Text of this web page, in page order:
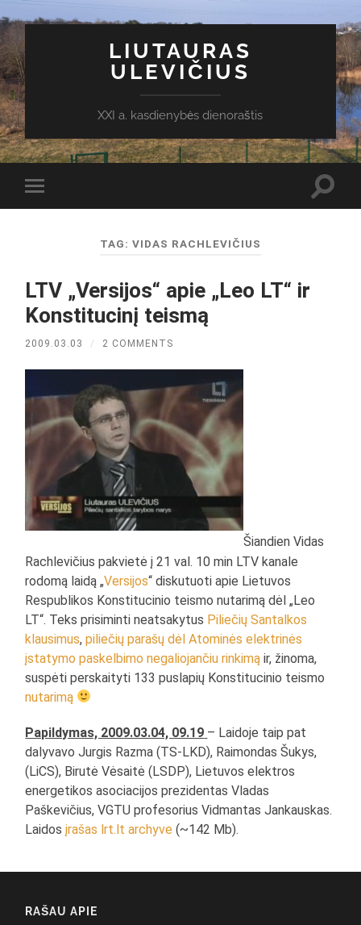
LIUTAURAS
ULEVIČIUS
XXI a. kasdienybės dienoraštis
Toggle
mobile
TAG: VIDAS RACHLEVIČIUS
LTV „Versijos“ apie „Leo LT“ ir
Konstitucinį teismą
2009.03.03 / 2 COMMENTS
Šiandien Vidas
Rachlevičius pakvietė į 21 val. 10 min LTV kanale
rodomą laidą „Versijos“ diskutuoti apie Lietuvos
Respublikos Konstitucinio teismo nutarimą dėl „Leo
LT“. Teks prisiminti neatsakytus Piliečių Santalkos
klausimus,piliečių parašų dėl Atominės elektrinės
įstatymo paskelbimo negaliojančiu rinkimą ir, žinoma,
suspėti perskaityti 133 puslapių Konstitucinio teismo
nutarimą
Papildymas, 2009.03.04, 09.19 – Laidoje taip pat
dalyvavo Jurgis Razma (TS-LKD), Raimondas Šukys,
(LiCS), Birutė Vėsaitė (LSDP), Lietuvos elektros
energetikos asociacijos prezidentas Vladas
Paškevičius, VGTU profesorius Vidmantas Jankauskas.
Laidosįrašas lrt.lt archyve (~142 Mb).
RAŠAU APIE